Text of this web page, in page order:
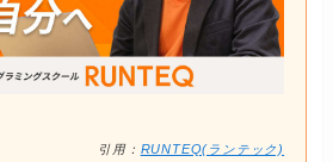
引用： RUNTEQ(ランテック)